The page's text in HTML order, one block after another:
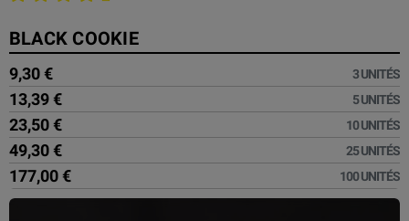
BLACK COOKIE
9,30 € 3 UNITÉS
13,39 € 5 UNITÉS
23,50 € 10 UNITÉS
49,30 € 25 UNITÉS
177,00 € 100 UNITÉS